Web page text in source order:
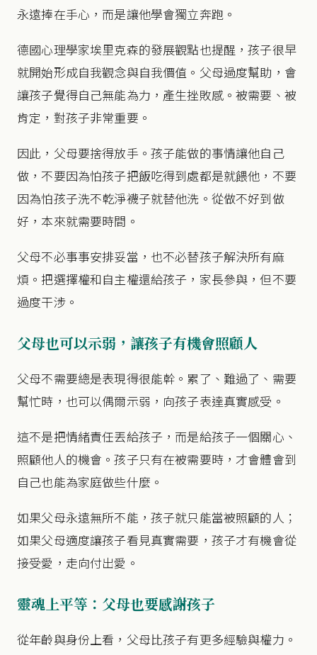
永遠捧在手心，而是讓他學會獨立奔跑。
德國心理學家埃里克森的發展觀點也提醒，孩子很早
就開始形成自我觀念與自我價值。父母過度幫助，會
讓孩子覺得自己無能為力，產生挫敗感。被需要、被
肯定，對孩子非常重要。
因此，父母要捨得放手。孩子能做的事情讓他自己
做，不要因為怕孩子把飯吃得到處都是就餵他，不要
因為怕孩子洗不乾淨襪子就替他洗。從做不好到做
好，本來就需要時間。
父母不必事事安排妥當，也不必替孩子解決所有麻
煩。把選擇權和自主權還給孩子，家長參與，但不要
過度干涉。
父母也可以示弱，讓孩子有機會照顧人
父母不需要總是表現得很能幹。累了、難過了、需要
幫忙時，也可以偶爾示弱，向孩子表達真實感受。
這不是把情緒責任丟給孩子，而是給孩子一個關心、
照顧他人的機會。孩子只有在被需要時，才會體會到
自己也能為家庭做些什麼。
如果父母永遠無所不能，孩子就只能當被照顧的人；
如果父母適度讓孩子看見真實需要，孩子才有機會從
接受愛，走向付出愛。
靈魂上平等：父母也要感謝孩子
從年齡與身份上看，父母比孩子有更多經驗與權力。